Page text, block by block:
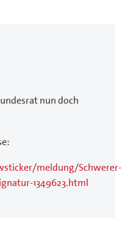
nun doch
meldung/Schwerer-
1349623.html